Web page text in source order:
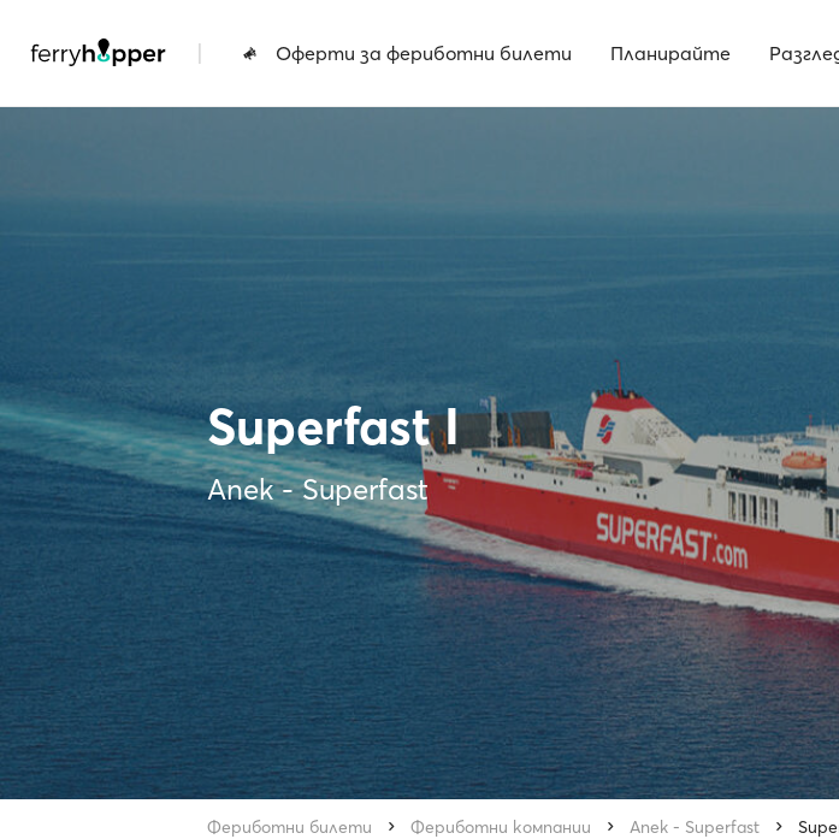
| Оферти за фериботни билети Планирайте
Superfast I
Anek - Superfast
Фериботни билети Фериботни компании Anek - Superfast